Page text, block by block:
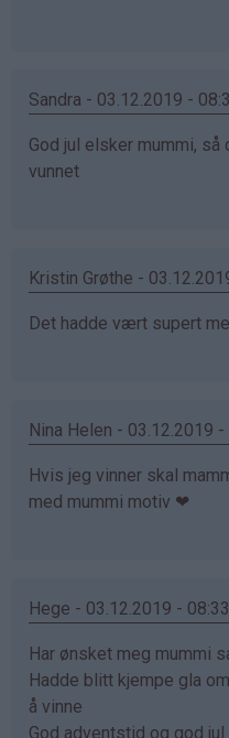
Sandra - 03.12.2019 -
God jul elsker mummi,
vunnet
Kristin Grøthe -
Det hadde vært supert
Nina Helen - 03.12.2019 -
Hvis jeg vinner skal
med mummi motiv ❤
Hege - 03.12.2019 - 08:33
Har ønsket meg mummi
Hadde blitt kjempe gla
å vinne
God adventstid og god